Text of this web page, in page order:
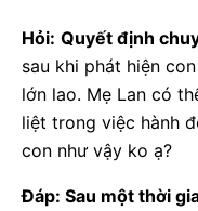
Hỏi: Quyết định
sau khi phát hiện
lớn lao. Mẹ Lan có
liệt trong việc hành
con như vậy ko ạ?
Đáp: Sau một thời